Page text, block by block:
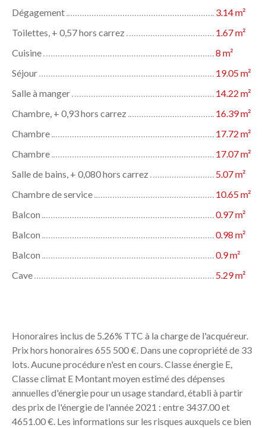
Dégagement
3.14 m²
Toilettes, + 0,57 hors carrez
1.67 m²
Cuisine
8 m²
Séjour
19.05 m²
Salle à manger
14.22 m²
Chambre, + 0,93 hors carrez
16.39 m²
Chambre
17.72 m²
Chambre
17.07 m²
Salle de bains, + 0,080 hors carrez
5.07 m²
Chambre de service
10.65 m²
Balcon
0.97 m²
Balcon
0.98 m²
Balcon
0.9 m²
Cave
5.29 m²
Honoraires inclus de 5.26% TTC à la charge de l'acquéreur.
Prix hors honoraires 655 500 €. Dans une copropriété de 33
lots. Aucune procédure n'est en cours. Classe énergie E,
Classe climat E Montant moyen estimé des dépenses
annuelles d'énergie pour un usage standard, établi à partir
des prix de l'énergie de l'année 2021 : entre 3437.00 et
4651.00 €. Les informations sur les risques auxquels ce bien